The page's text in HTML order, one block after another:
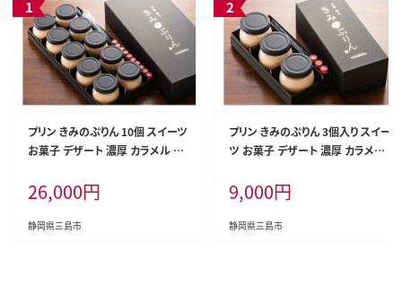
プリン きみのぷりん 10個 スイーツ
お菓子 デザート 濃厚 カラメル 三
エッグ 贈り物 ギフト プレゼント お
やつ 手土産 絶品 美味しい おいし
い 老舗 洋菓子 ご当地 名物 特産品
26,000円
静岡県三島市
プリン きみのぷりん 3個入り スイー
ツ お菓子 デザート 濃厚 カラメル
グ 手作り ギフト プレゼント おやつ
贈り物 詰め合わせ 絶品 とろとろ な
めらか 濃厚プリン カスタードプリ
9,000円
静岡県三島市